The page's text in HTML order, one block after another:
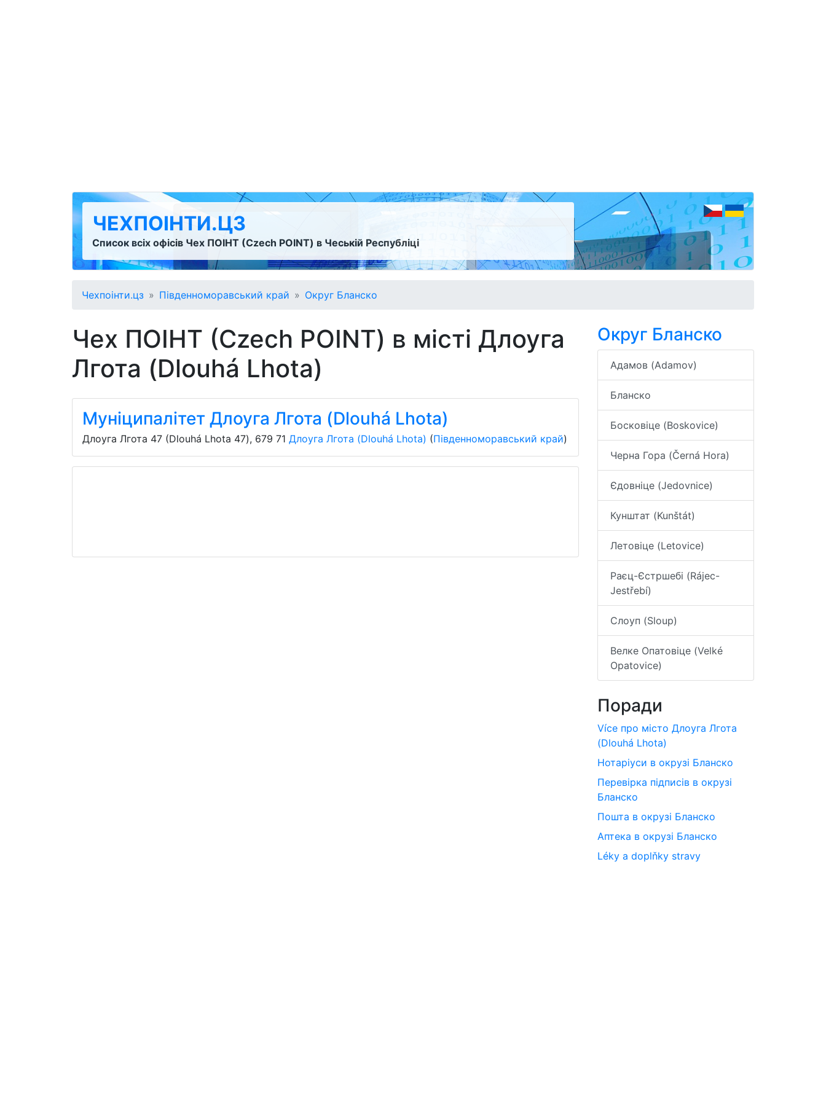
ЧЕХПОІНТИ.ЦЗ
Список всіх офісів Чех ПОІНТ (Czech POINT) в Чеській Республіці
Чехпоінти.цз Південноморавський край Округ Бланско
Чех ПОІНТ (Czech POINT) в місті Длоуга
Лгота (Dlouhá Lhota)
Муніципалітет Длоуга Лгота (Dlouhá Lhota)
Длоуга Лгота 47 (Dlouhá Lhota 47), 679 71 Длоуга Лгота (Dlouhá Lhota) (Південноморавський край)
Округ Бланско
Адамов (Adamov)
Бланско
Босковіце (Boskovice)
Черна Гора (Černá Hora)
Єдовніце (Jedovnice)
Кунштат (Kunštát)
Летовіце (Letovice)
Раєц-Єстршебі (Rájec-
Jestřebí)
Слоуп (Sloup)
Велке Опатовіце (Velké
Opatovice)
Поради
Více про місто Длоуга Лгота
(Dlouhá Lhota)
Нотаріуси в окрузі Бланско
Перевірка підписів в окрузі
Бланско
Пошта в окрузі Бланско
Аптека в окрузі Бланско
Léky a doplňky stravy